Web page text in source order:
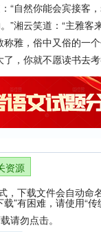
“自然你能会宾接客
”湘云笑道：“主雅
雅，俗中又俗的一
了，你就不愿读书去
资源
，下载文件会自动命
”有困难，请使用“传
请勿点击。